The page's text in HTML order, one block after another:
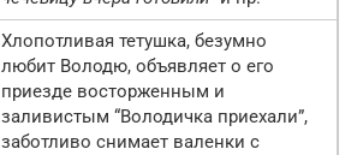
Хлопотливая тетушка, безумно
любит Володю, объявляет о его
приезде восторженным и
заливистым “Володичка приехали”,
заботливо снимает валенки с